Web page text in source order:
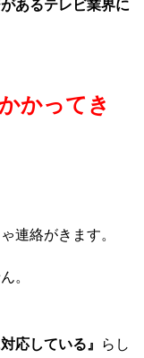
あるテレビ業界に
かってき
連絡がきます。
。
応している』
らし